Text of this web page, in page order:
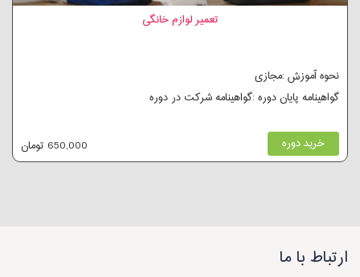
تعمیر لوازم خانگی
نحوه آموزش :مجازی
گواهینامه پایان دوره :گواهینامه شرکت در دوره
خرید دوره 650,000 تومان
ارتباط با ما